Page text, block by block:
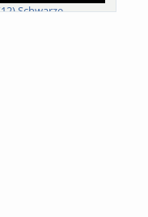
Schwarze